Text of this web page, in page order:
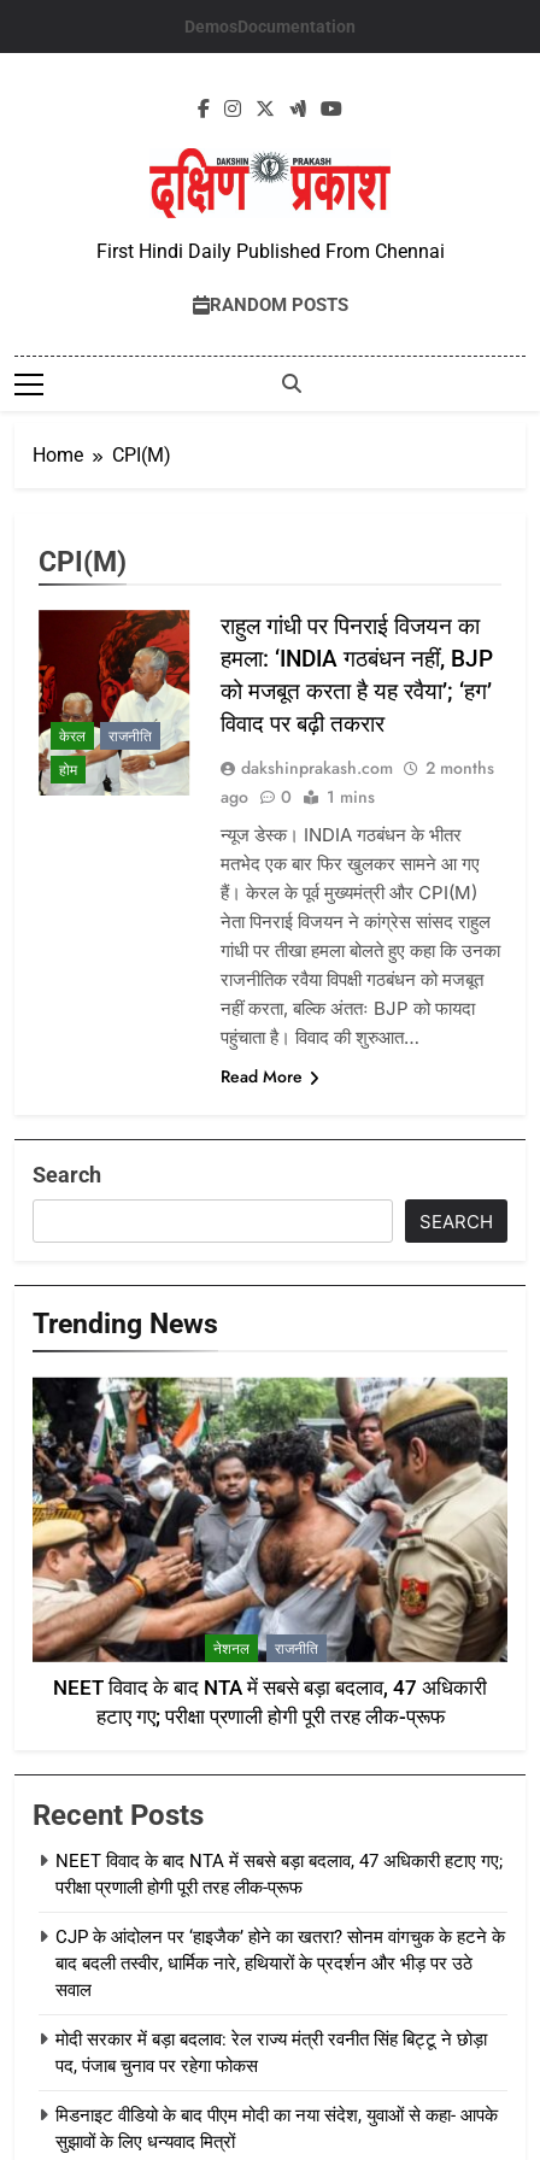
DemosDocumentation
First Hindi Daily Published From Chennai
RANDOM POSTS
Home CPI(M)
CPI(M)
केरल
राजनीति
होम
राहुल गांधी पर पिनराई विजयन का
हमला: ‘INDIA गठबंधन नहीं, BJP
को मजबूत करता है यह रवैया’; ‘हग’
विवाद पर बढ़ी तकरार
dakshinprakash.com
2 months
ago
0 1 mins
न्यूज डेस्क। INDIA गठबंधन के भीतर
मतभेद एक बार फिर खुलकर सामने आ गए
हैं। केरल के पूर्व मुख्यमंत्री और CPI(M)
नेता पिनराई विजयन ने कांग्रेस सांसद राहुल
गांधी पर तीखा हमला बोलते हुए कहा कि उनका
राजनीतिक रवैया विपक्षी गठबंधन को मजबूत
नहीं करता, बल्कि अंततः BJP को फायदा
पहुंचाता है। विवाद की शुरुआत…
Read More
Search
SEARCH
Trending News
नेशनल राजनीति
NEET विवाद के बाद NTA में सबसे बड़ा बदलाव, 47 अधिकारी
हटाए गए; परीक्षा प्रणाली होगी पूरी तरह लीक-प्रूफ
Recent Posts
NEET विवाद के बाद NTA में सबसे बड़ा बदलाव, 47 अधिकारी हटाए गए;
परीक्षा प्रणाली होगी पूरी तरह लीक-प्रूफ
CJP के आंदोलन पर ‘हाइजैक’ होने का खतरा? सोनम वांगचुक के हटने के
बाद बदली तस्वीर, धार्मिक नारे, हथियारों के प्रदर्शन और भीड़ पर उठे
सवाल
मोदी सरकार में बड़ा बदलाव: रेल राज्य मंत्री रवनीत सिंह बिट्टू ने छोड़ा
पद, पंजाब चुनाव पर रहेगा फोकस
मिडनाइट वीडियो के बाद पीएम मोदी का नया संदेश, युवाओं से कहा- आपके
सुझावों के लिए धन्यवाद मित्रों